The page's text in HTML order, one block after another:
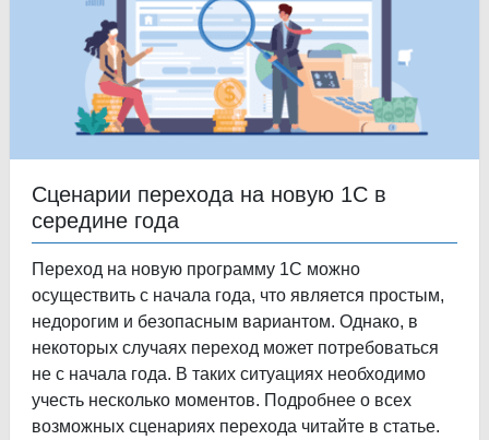
Сценарии перехода на новую 1С в
середине года
Переход на новую программу 1С можно
осуществить с начала года, что является простым,
недорогим и безопасным вариантом. Однако, в
некоторых случаях переход может потребоваться
не с начала года. В таких ситуациях необходимо
учесть несколько моментов. Подробнее о всех
возможных сценариях перехода читайте в статье.